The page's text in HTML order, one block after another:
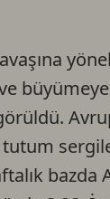
tutum
bazda